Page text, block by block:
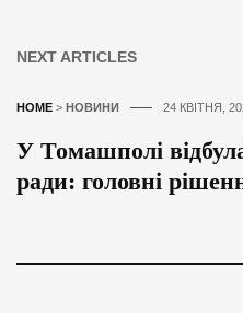
NEXT ARTICLES
HOME > НОВИНИ 24 КВІТНЯ,
У Томашполі
ради: головні